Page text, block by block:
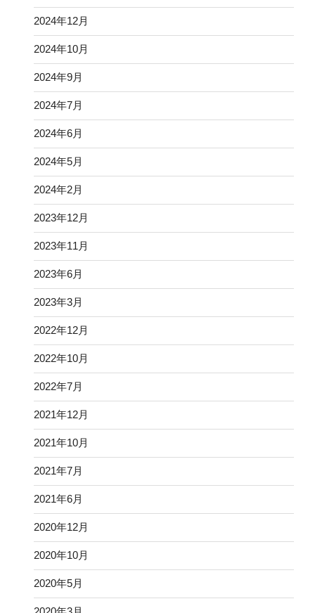
2024年12月
2024年10月
2024年9月
2024年7月
2024年6月
2024年5月
2024年2月
2023年12月
2023年11月
2023年6月
2023年3月
2022年12月
2022年10月
2022年7月
2021年12月
2021年10月
2021年7月
2021年6月
2020年12月
2020年10月
2020年5月